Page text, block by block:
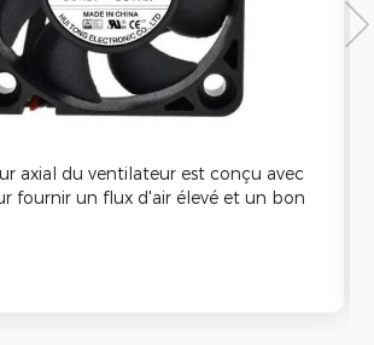
axial du ventilateur est conçu avec
fournir un flux d'air élevé et un bon